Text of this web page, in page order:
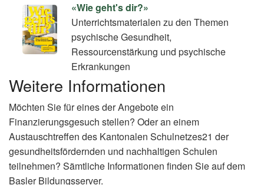
«Wie geht's dir?»
Unterrichtsmaterialen zu den Themen
psychische Gesundheit,
Ressourcenstärkung und psychische
Erkrankungen
Weitere Informationen
Möchten Sie für eines der Angebote ein
Finanzierungsgesuch stellen? Oder an einem
Austauschtreffen des Kantonalen Schulnetzes21 der
gesundheitsfördernden und nachhaltigen Schulen
teilnehmen? Sämtliche Informationen finden Sie auf dem
Basler Bildungsserver.